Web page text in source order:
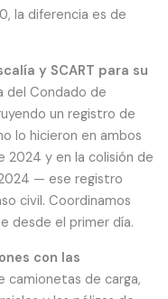
la diferencia es de
y SCART para su
del Condado de
un registro de
lo hicieron en ambos
y en la colisión de
— ese registro
civil. Coordinamos
desde el primer día.
con las
camionetas de carga,